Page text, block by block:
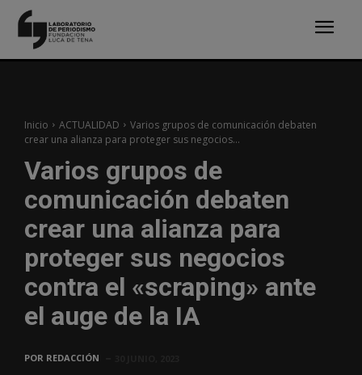
Inicio ACTUALIDAD
Varios grupos de comunicación debaten
crear una alianza para proteger sus negocios...
Varios grupos de
comunicación debaten
crear una alianza para
proteger sus negocios
contra el «scraping» ante
el auge de la IA
POR REDACCIÓN